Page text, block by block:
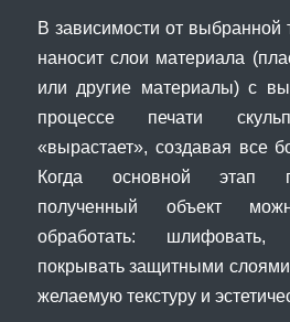
В зависимости от выбранной
наносит слои материала
или другие материалы) с
процессе печати
«вырастает», создавая все
Когда основной этап
полученный объект
обработать:
покрывать защитными
желаемую текстуру и